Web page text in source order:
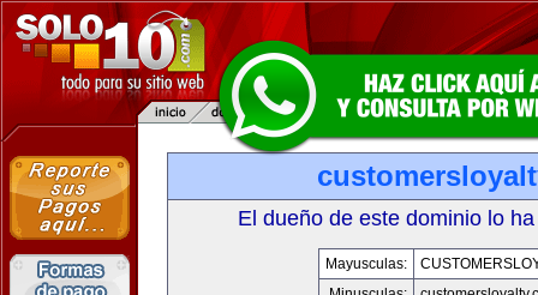
El dueño de este dominio lo
Mayusculas: